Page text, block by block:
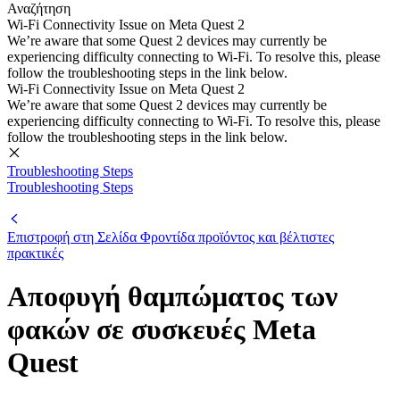
Αναζήτηση
Wi-Fi Connectivity Issue on Meta Quest 2
We’re aware that some Quest 2 devices may currently be
experiencing difficulty connecting to Wi-Fi. To resolve this, please
follow the troubleshooting steps in the link below.
Wi-Fi Connectivity Issue on Meta Quest 2
We’re aware that some Quest 2 devices may currently be
experiencing difficulty connecting to Wi-Fi. To resolve this, please
follow the troubleshooting steps in the link below.
Troubleshooting Steps
Troubleshooting Steps
Επιστροφή στη Σελίδα Φροντίδα προϊόντος και βέλτιστες
πρακτικές
Αποφυγή θαμπώματος των
φακών σε συσκευές Meta
Quest